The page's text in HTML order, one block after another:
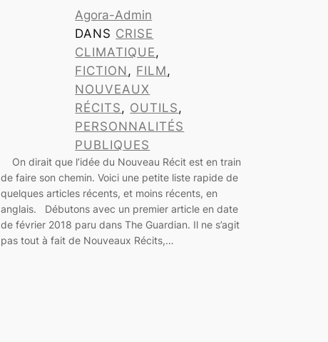
Agora-Admin
DANS CRISE
CLIMATIQUE
FICTION, FILM
NOUVEAUX
RÉCITS, OUTILS
PERSONNALITÉS
PUBLIQUES
On dirait que l’idée du Nouveau Récit est en train
de faire son chemin. Voici une petite liste rapide de
quelques articles récents, et moins récents, en
anglais. Débutons avec un premier article en date
de février 2018 paru dans The Guardian. Il ne s’agit
pas tout à fait de Nouveaux Récits,…